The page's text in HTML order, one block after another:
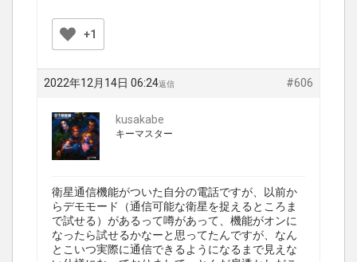
+1
2022年12月14日 06:24 #606
返信
kusakabe
キーマスター
衛星通信機能がついた自分の電話ですが、以前か
らデモモード（通信可能な衛星を捉えるところま
で試せる）があるって噂があって、機能がオンに
なったら試せるかなーと思ってたんですが、なん
とこいつ実際に通信できるようになるまで見えな